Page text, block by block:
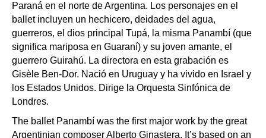
Paraná en el norte de Argentina. Los personajes en el
ballet incluyen un hechicero, deidades del agua,
guerreros, el dios principal Tupá, la misma Panambí (que
significa mariposa en Guaraní) y su joven amante, el
guerrero Guirahú. La directora en esta grabación es
Gisèle Ben-Dor. Nació en Uruguay y ha vivido en Israel y
los Estados Unidos. Dirige la Orquesta Sinfónica de
Londres.
The ballet Panambí was the first major work by the great
Argentinian composer Alberto Ginastera. It’s based on an